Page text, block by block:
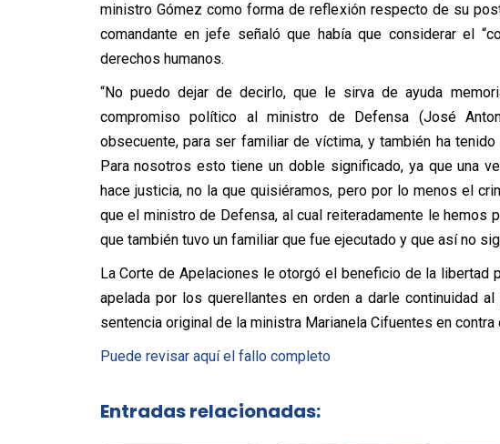
ministro Gómez como forma de reflexión respecto de su
comandante en jefe señaló que había que considerar el
derechos humanos.
“No puedo dejar de decirlo, que le sirva de ayuda
compromiso político al ministro de Defensa (José
obsecuente, para ser familiar de víctima, y también ha
Para nosotros esto tiene un doble significado, ya que una
hace justicia, no la que quisiéramos, pero por lo menos el
que el ministro de Defensa, al cual reiteradamente le hemos
que también tuvo un familiar que fue ejecutado y que así no
La Corte de Apelaciones le otorgó el beneficio de la libertad
apelada por los querellantes en orden a darle continuidad
sentencia original de la ministra Marianela Cifuentes en contra
Puede revisar aquí el fallo completo
Entradas relacionadas: